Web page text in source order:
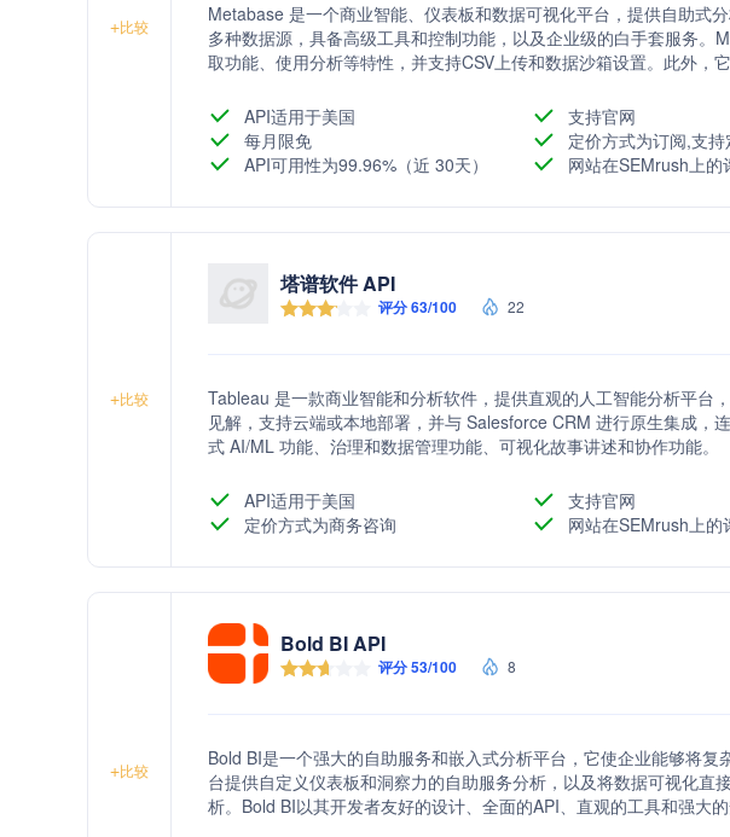
+比较
Metabase 是一个商业智能、仪表板和数据可视化平台，提供自助式
多种数据源，具备高级工具和控制功能，以及企业级的白手套服务。
取功能、使用分析等特性，并支持CSV上传和数据沙箱设置。此外，
API适用于美国
支持官网
每月限免
定价方式为订阅,支持
API可用性为99.96%（近 30天）
网站在SEMrush上的
+比较
塔谱软件 API
评分 63/100 22
Tableau 是一款商业智能和分析软件，提供直观的人工智能分析平台
见解，支持云端或本地部署，并与 Salesforce CRM 进行原生集成，
式 AI/ML 功能、治理和数据管理功能、可视化故事讲述和协作功能。
API适用于美国
支持官网
定价方式为商务咨询
网站在SEMrush上的
+比较
Bold BI API
评分 53/100 8
Bold BI是一个强大的自助服务和嵌入式分析平台，它使企业能够将复
台提供自定义仪表板和洞察力的自助服务分析，以及将数据可视化直
析。Bold BI以其开发者友好的设计、全面的API、直观的工具和强大